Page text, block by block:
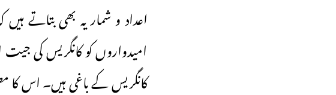
کانگریس کے باغی ہیں۔ اس